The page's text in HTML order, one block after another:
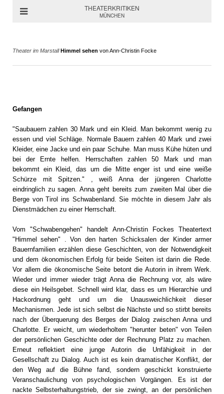
THEATERKRITIKEN
MÜNCHEN
Theater im MarstallHimmel sehen von Ann-Christin Focke
Gefangen
"Saubauern zahlen 30 Mark und ein Kleid. Man bekommt wenig zu
essen und viel Schläge. Normale Bauern zahlen 40 Mark und zwei
Kleider, eine Jacke und ein paar Schuhe. Man muss Kühe hüten und
bei der Ernte helfen. Herrschaften zahlen 50 Mark und man
bekommt ein Kleid, das um die Mitte enger ist und eine weiße
Schürze mit Spitzen." , weiß Anna der jüngeren Charlotte
eindringlich zu sagen. Anna geht bereits zum zweiten Mal über die
Berge von Tirol ins Schwabenland. Sie möchte in diesem Jahr als
Dienstmädchen zu einer Herrschaft.
Vom "Schwabengehen" handelt Ann-Christin Fockes Theatertext
"Himmel sehen" . Von den harten Schicksalen der Kinder armer
Bauernfamilien erzählen diese Geschichten, von der Notwendigkeit
und dem ökonomischen Erfolg für beide Seiten ist darin die Rede.
Vor allem die ökonomische Seite betont die Autorin in ihrem Werk.
Wieder und immer wieder trägt Anna die Rechnung vor, als wäre
diese ein Heilsgebet. Schnell wird klar, dass es um Hierarchie und
Hackordnung geht und um die Unausweichlichkeit dieser
Mechanismen. Jede ist sich selbst die Nächste und so stirbt bereits
nach der Überquerung des Berges der Dialog zwischen Anna und
Charlotte. Er weicht, um wiederholtem "herunter beten" von Teilen
der persönlichen Geschichte oder der Rechnung Platz zu machen.
Erneut reflektiert eine junge Autorin die Unfähigkeit in der
Gesellschaft zu Dialog. Auch ist es kein dramatischer Konflikt, der
den Weg auf die Bühne fand, sondern geschickt konstruierte
Veranschaulichung von psychologischen Vorgängen. Es ist der
nackte Selbsterhaltungstrieb, der sie zwingt, an der persönlichen